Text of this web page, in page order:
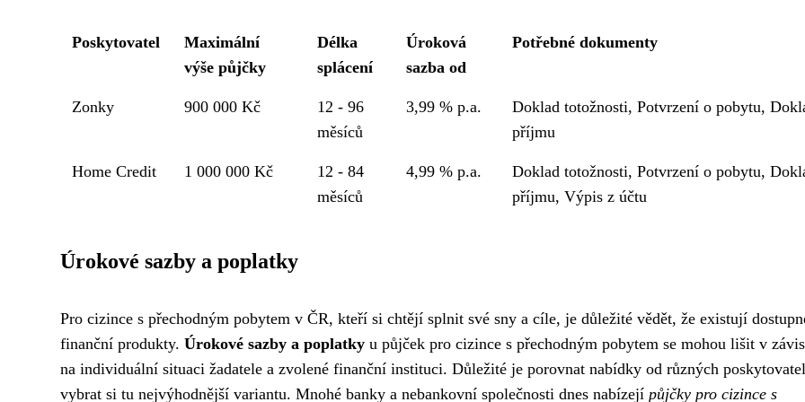
Poskytovatel
Maximální
výše půjčky
Délka
splácení
Úroková
sazba od
Potřebné dokumenty
Zonky 900 000 Kč
12 - 96
měsíců
3,99 % p.a.
Doklad totožnosti, Potvrzení o pobytu,
příjmu
Home Credit 1 000 000 Kč
12 - 84
měsíců
4,99 % p.a.
Doklad totožnosti, Potvrzení o pobytu,
příjmu, Výpis z účtu
Úrokové sazby a poplatky
Pro cizince s přechodným pobytem v ČR, kteří si chtějí splnit své sny a cíle, je důležité vědět, že existují
finanční produkty. Úrokové sazby a poplatky u půjček pro cizince s přechodným pobytem se mohou lišit v
na individuální situaci žadatele a zvolené finanční instituci. Důležité je porovnat nabídky od různých
vybrat si tu nejvýhodnější variantu. Mnohé banky a nebankovní společnosti dnes nabízejí půjčky pro cizince s